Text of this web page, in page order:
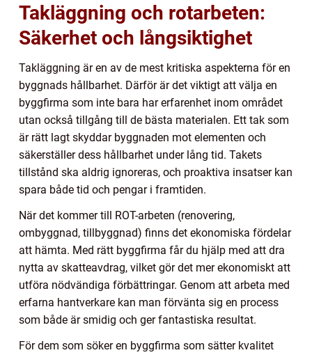
Takläggning och rotarbeten:
Säkerhet och långsiktighet
Takläggning är en av de mest kritiska aspekterna för en
byggnads hållbarhet. Därför är det viktigt att välja en
byggfirma som inte bara har erfarenhet inom området
utan också tillgång till de bästa materialen. Ett tak som
är rätt lagt skyddar byggnaden mot elementen och
säkerställer dess hållbarhet under lång tid. Takets
tillstånd ska aldrig ignoreras, och proaktiva insatser kan
spara både tid och pengar i framtiden.
När det kommer till ROT-arbeten (renovering,
ombyggnad, tillbyggnad) finns det ekonomiska fördelar
att hämta. Med rätt byggfirma får du hjälp med att dra
nytta av skatteavdrag, vilket gör det mer ekonomiskt att
utföra nödvändiga förbättringar. Genom att arbeta med
erfarna hantverkare kan man förvänta sig en process
som både är smidig och ger fantastiska resultat.
För dem som söker en byggfirma som sätter kvalitet